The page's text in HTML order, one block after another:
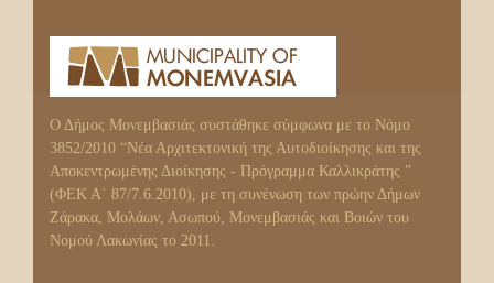
Ο Δήμος Μονεμβασιάς συστάθηκε σύμφωνα με το Νόμο
3852/2010 “Νέα Αρχιτεκτονική της Αυτοδιοίκησης και της
Αποκεντρωμένης Διοίκησης - Πρόγραμμα Καλλικράτης ”
(ΦΕΚ Α΄ 87/7.6.2010), με τη συνένωση των πρώην Δήμων
Ζάρακα, Μολάων, Ασωπού, Μονεμβασιάς και Βοιών του
Νομού Λακωνίας το 2011.